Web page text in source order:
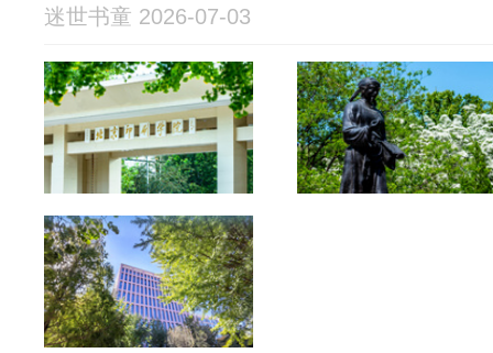
迷世书童 2026-07-03